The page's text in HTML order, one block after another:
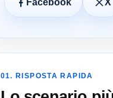
Facebook X
01. RISPOSTA RAPIDA